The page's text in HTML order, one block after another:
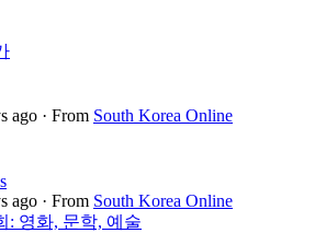
ago · From South Korea Online
ago · From South Korea Online
: 영화, 문학, 예술